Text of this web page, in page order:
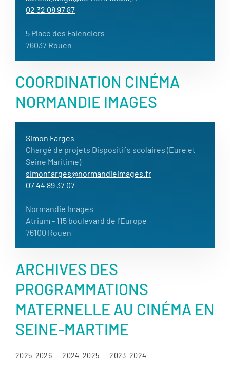
02 32 08 97 87
5 Place des Faienciers
76037 Rouen
COORDINATION CINÉMA
NORMANDIE IMAGES
Simon Farges
Chargé de projets Dispositifs scolaires (Eure et
Seine Maritime)
simonfarges@normandieimages.fr
07 44 89 37 07
Normandie Images
Atrium - 115 boulevard de l'Europe
76100 Rouen
ARCHIVES DES
PROGRAMMATIONS
MATERNELLE AU CINÉMA EN
SEINE-MARTIME
2025-2026 2024-2025 2023-2024